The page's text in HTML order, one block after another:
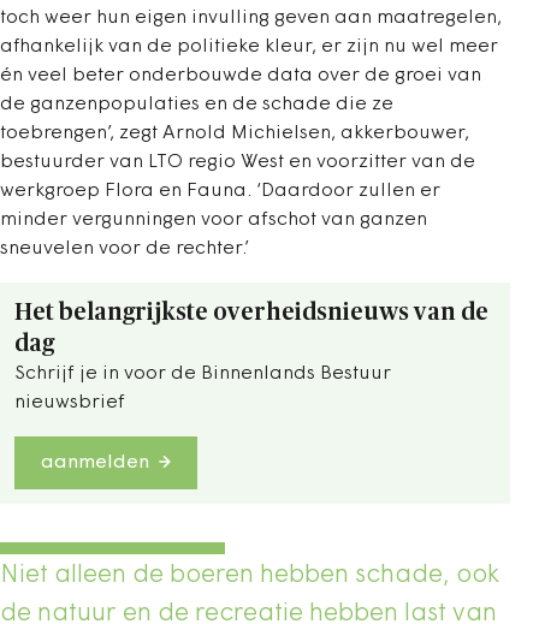
toch weer hun eigen invulling geven aan maatregelen,
afhankelijk van de politieke kleur, er zijn nu wel meer
én veel beter ­onderbouwde data over de groei van
de ganzenpopulaties en de schade die ze
toebrengen’, zegt Arnold Michielsen, akkerbouwer,
bestuurder van LTO regio West en voorzitter van de
werkgroep Flora en Fauna. ‘Daardoor zullen er
minder vergunningen voor afschot van ganzen
sneuvelen voor de rechter.’
Het belangrijkste overheidsnieuws van de
dag
Schrijf je in voor de Binnenlands Bestuur
nieuwsbrief
aanmelden
Niet alleen de boeren hebben schade, ook
de natuur en de recreatie hebben last van